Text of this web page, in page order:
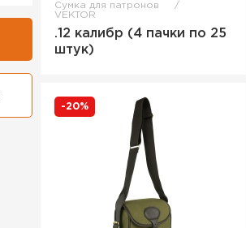
Сумка для патронов
VEKTOR
.12 калибр (4 пачки по 25
штук)
-20%